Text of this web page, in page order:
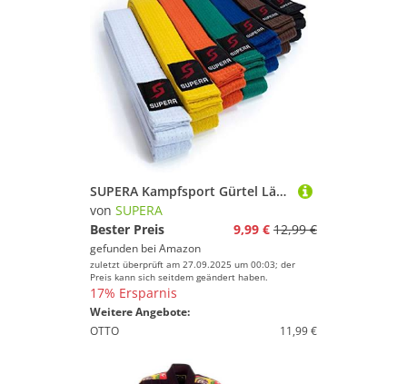
SUPERA Kampfsport Gürtel Längen. Karate Gürtel aus extra dickem Stoff. Taekwondo Gürtel für Kinder und Erwachsene - Budogürtel, Farbe:weiß, Größe:200 cm
von SUPERA
Bester Preis
9,99 € 12,99 €
gefunden bei Amazon
zuletzt überprüft am 27.09.2025 um 00:03; der
Preis kann sich seitdem geändert haben.
17% Ersparnis
Weitere Angebote:
OTTO
11,99 €